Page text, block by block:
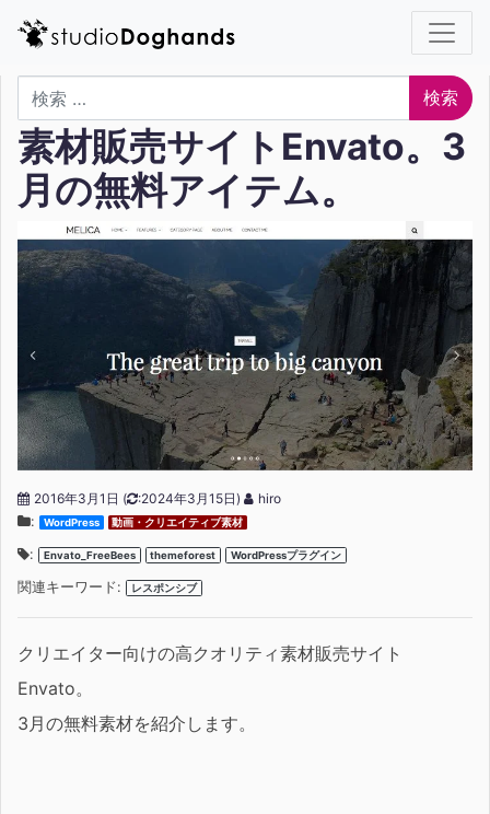
検索
素材販売サイトEnvato。3
月の無料アイテム。
2016年3月1日 ( :2024年3月15日)
hiro
:
WordPress 動画・クリエイティブ素材
: Envato_FreeBees themeforest WordPressプラグイン
関連キーワード: レスポンシブ
クリエイター向けの高クオリティ素材販売サイト
Envato。
3月の無料素材を紹介します。